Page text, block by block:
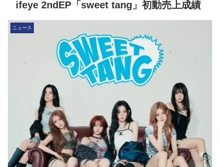
ifeye 2ndEP「sweet tang」初動売上成績
ニュース